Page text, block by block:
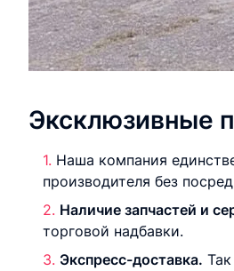
Эксклюзивные
Наша компания
производителя без
Наличие запчастей и
торговой надбавки.
Экспресс-доставка.